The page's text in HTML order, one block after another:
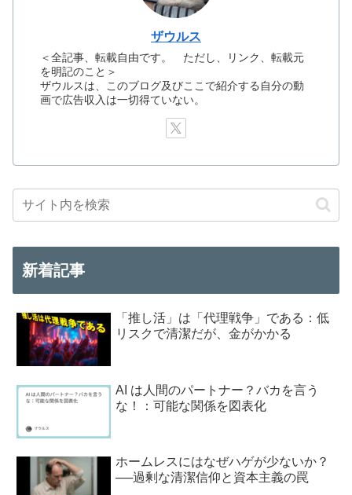
ザウルス
＜全記事、転載自由です。 ただし、リンク、転載元
を明記のこと＞
ザウルスは、このブログ及びここで紹介する自分の動
画で広告収入は一切得ていない。
新着記事
「推し活」は「代理戦争」である：低
リスクで清潔だが、金がかかる
AI は人間のパートナー？バカを言う
な！：可能な関係を図表化
ホームレスにはなぜハゲが少ないか？
──過剰な清潔信仰と資本主義の罠